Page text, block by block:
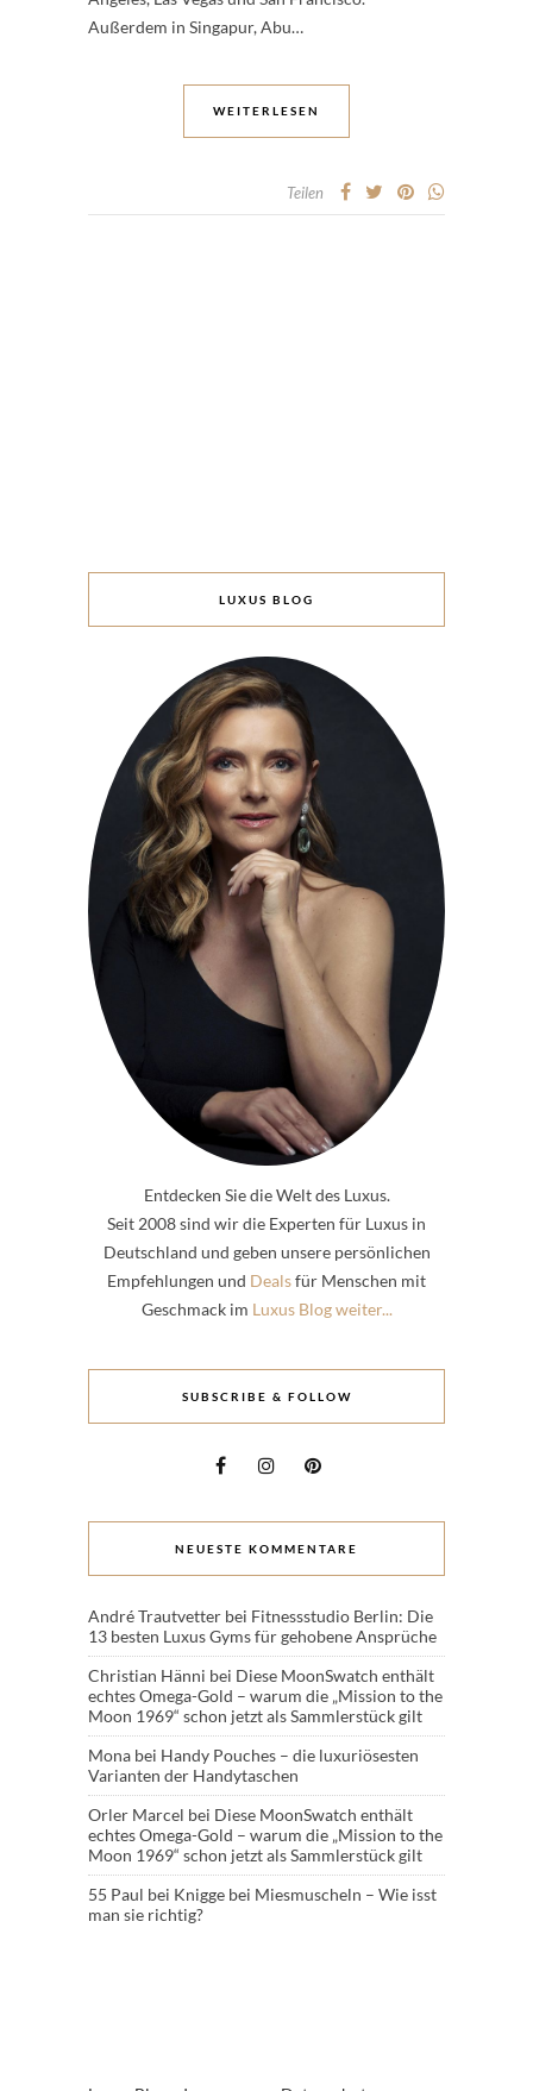
Außerdem in Singapur, Abu…
WEITERLESEN
Teilen
LUXUS BLOG
Entdecken Sie die Welt des Luxus.
Seit 2008 sind wir die Experten für Luxus in
Deutschland und geben unsere persönlichen
Empfehlungen und Dealsfür Menschen mit
Geschmack im Luxus Blog weiter...
SUBSCRIBE & FOLLOW
NEUESTE KOMMENTARE
André Trautvetter bei Fitnessstudio Berlin: Die
13 besten Luxus Gyms für gehobene Ansprüche
Christian Hänni bei Diese MoonSwatch enthält
echtes Omega-Gold – warum die „Mission to the
Moon 1969“ schon jetzt als Sammlerstück gilt
Mona bei Handy Pouches – die luxuriösesten
Varianten der Handytaschen
Orler Marcel bei Diese MoonSwatch enthält
echtes Omega-Gold – warum die „Mission to the
Moon 1969“ schon jetzt als Sammlerstück gilt
55 Paul bei Knigge bei Miesmuscheln – Wie isst
man sie richtig?